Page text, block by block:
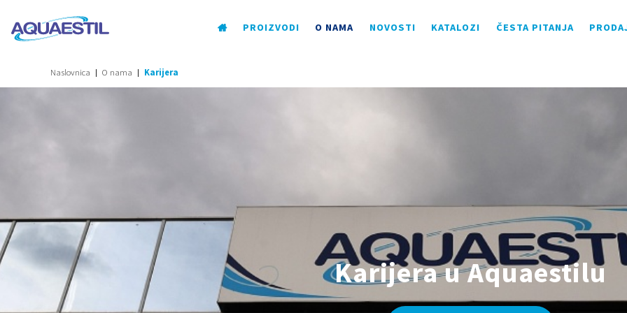
PROIZVODI O NAMA NOVOSTI KATALOZI ČESTA PITANJA
Naslovnica O nama Karijera
Karijera u Aquaestilu